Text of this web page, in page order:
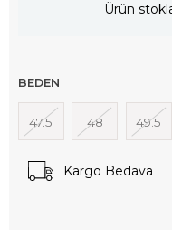
Ürün
BEDEN
47.5 48 49.5
Kargo Bedava